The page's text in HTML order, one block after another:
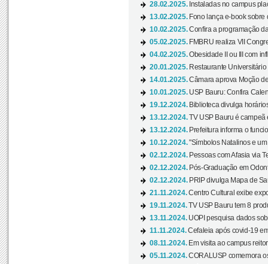
28.02.2025. Instaladas no campus
13.02.2025. Fono lança e-book sobre
10.02.2025.Confira a programação
05.02.2025. FMBRU realiza VII
04.02.2025.Obesidade II ou III com
20.01.2025. Restaurante
14.01.2025.Câmara aprova Moção
10.01.2025. USP Bauru: Confira
19.12.2024. Biblioteca divulga
13.12.2024.TV USP Bauru é campeã
13.12.2024. Prefeitura informa o
10.12.2024."Símbolos Natalinos e
02.12.2024. Pessoas com Afasia via
02.12.2024. Pós-Graduação em
02.12.2024. PRIP divulga Mapa de
21.11.2024.Centro Cultural exibe
19.11.2024.TV USP Bauru tem 8
13.11.2024. UOPI pesquisa dados
11.11.2024.Cefaleia após covid-19
08.11.2024. Em visita ao campus
05.11.2024.CORALUSP comemora